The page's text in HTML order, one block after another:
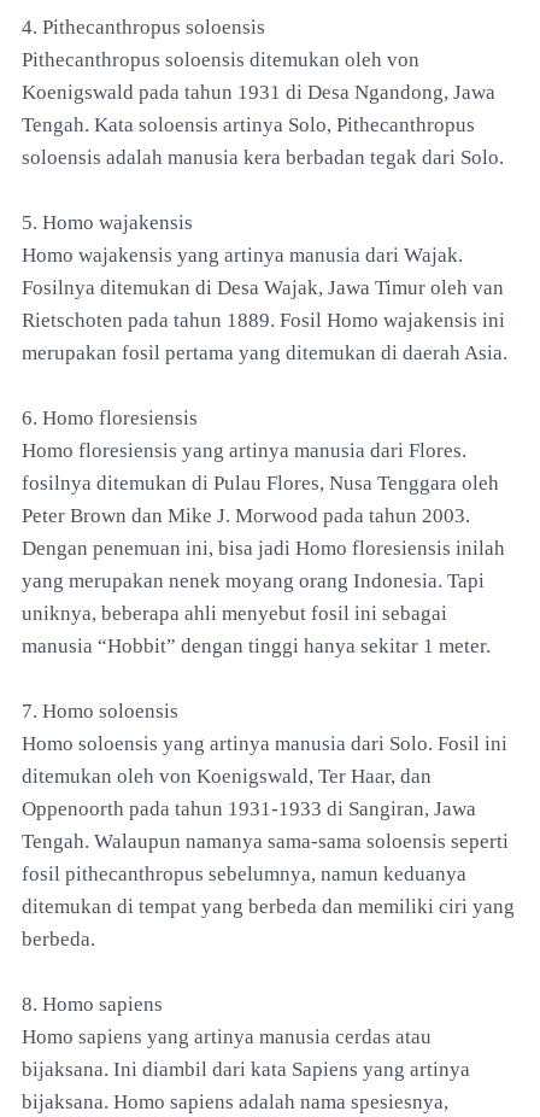
4. Pithecanthropus soloensis
Pithecanthropus soloensis ditemukan oleh von
Koenigswald pada tahun 1931 di Desa Ngandong, Jawa
Tengah. Kata soloensis artinya Solo, Pithecanthropus
soloensis adalah manusia kera berbadan tegak dari Solo.
5. Homo wajakensis
Homo wajakensis yang artinya manusia dari Wajak.
Fosilnya ditemukan di Desa Wajak, Jawa Timur oleh van
Rietschoten pada tahun 1889. Fosil Homo wajakensis ini
merupakan fosil pertama yang ditemukan di daerah Asia.
6. Homo floresiensis
Homo floresiensis yang artinya manusia dari Flores.
fosilnya ditemukan di Pulau Flores, Nusa Tenggara oleh
Peter Brown dan Mike J. Morwood pada tahun 2003.
Dengan penemuan ini, bisa jadi Homo floresiensis inilah
yang merupakan nenek moyang orang Indonesia. Tapi
uniknya, beberapa ahli menyebut fosil ini sebagai
manusia “Hobbit” dengan tinggi hanya sekitar 1 meter.
7. Homo soloensis
Homo soloensis yang artinya manusia dari Solo. Fosil ini
ditemukan oleh von Koenigswald, Ter Haar, dan
Oppenoorth pada tahun 1931-1933 di Sangiran, Jawa
Tengah. Walaupun namanya sama-sama soloensis seperti
fosil pithecanthropus sebelumnya, namun keduanya
ditemukan di tempat yang berbeda dan memiliki ciri yang
berbeda.
8. Homo sapiens
Homo sapiens yang artinya manusia cerdas atau
bijaksana. Ini diambil dari kata Sapiens yang artinya
bijaksana. Homo sapiens adalah nama spesiesnya,